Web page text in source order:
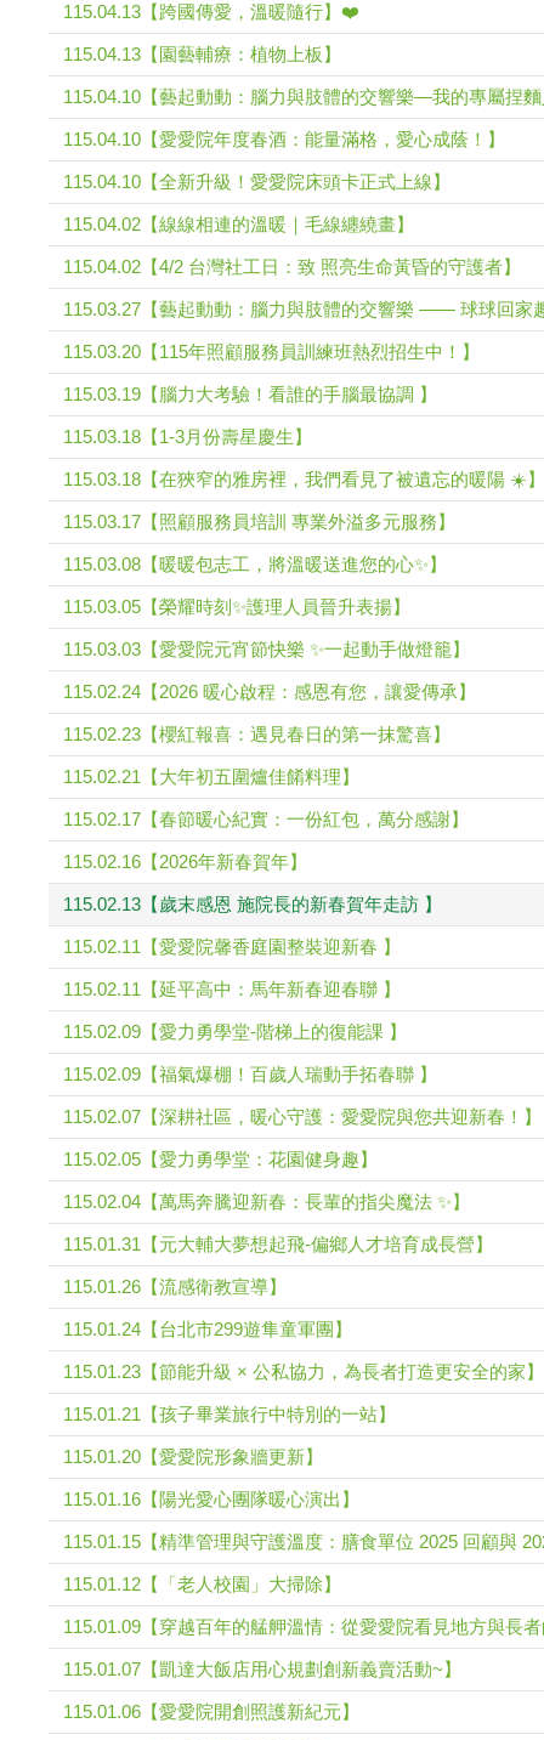
115.04.13【跨國傳愛，溫暖隨行】❤️
115.04.13【園藝輔療：植物上板】
115.04.10【藝起動動：腦力與肢體的交響樂—我的專屬捏
115.04.10【愛愛院年度春酒：能量滿格，愛心成蔭！】
115.04.10【全新升級！愛愛院床頭卡正式上線】
115.04.02【線線相連的溫暖｜毛線纏繞畫】
115.04.02【4/2 台灣社工日：致 照亮生命黃昏的守護者】
115.03.27【藝起動動：腦力與肢體的交響樂 —— 球球回家
115.03.20【115年照顧服務員訓練班熱烈招生中！】
115.03.19【腦力大考驗！看誰的手腦最協調 】
115.03.18【1-3月份壽星慶生】
115.03.18【在狹窄的雅房裡，我們看見了被遺忘的暖陽 ☀️】
115.03.17【照顧服務員培訓 專業外溢多元服務】
115.03.08【暖暖包志工，將溫暖送進您的心✨】
115.03.05【榮耀時刻✨護理人員晉升表揚】
115.03.03【愛愛院元宵節快樂 ✨一起動手做燈籠】
115.02.24【2026 暖心啟程：感恩有您，讓愛傳承】
115.02.23【櫻紅報喜：遇見春日的第一抹驚喜】
115.02.21【大年初五圍爐佳餚料理】
115.02.17【春節暖心紀實：一份紅包，萬分感謝】
115.02.16【2026年新春賀年】
115.02.13【歲末感恩 施院長的新春賀年走訪 】
115.02.11【愛愛院馨香庭園整裝迎新春 】
115.02.11【延平高中：馬年新春迎春聯 】
115.02.09【愛力勇學堂-階梯上的復能課 】
115.02.09【福氣爆棚！百歲人瑞動手拓春聯 】
115.02.07【深耕社區，暖心守護：愛愛院與您共迎新春！】
115.02.05【愛力勇學堂：花園健身趣】
115.02.04【萬馬奔騰迎新春：長輩的指尖魔法 ✨】
115.01.31【元大輔大夢想起飛-偏鄉人才培育成長營】
115.01.26【流感衛教宣導】
115.01.24【台北市299遊隼童軍團】
115.01.23【節能升級 × 公私協力，為長者打造更安全的家】
115.01.21【孩子畢業旅行中特別的一站】
115.01.20【愛愛院形象牆更新】
115.01.16【陽光愛心團隊暖心演出】
115.01.15【精準管理與守護溫度：膳食單位 2025 回顧與
115.01.12【「老人校園」大掃除】
115.01.09【穿越百年的艋舺溫情：從愛愛院看見地方與長
115.01.07【凱達大飯店用心規劃創新義賣活動~】
115.01.06【愛愛院開創照護新紀元】